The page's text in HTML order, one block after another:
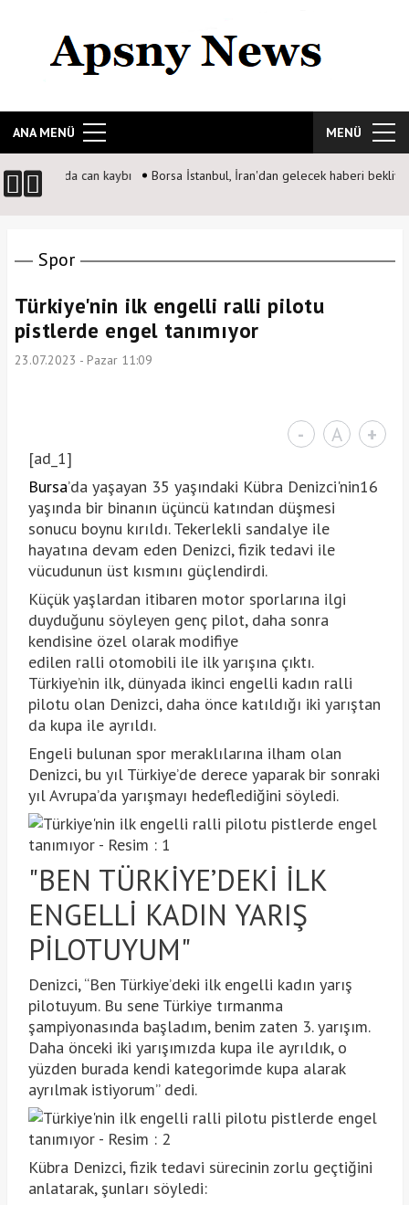
ANA MENÜ MENÜ
kaybı Borsa İstanbul, İran'dan gelecek haberi bekliyor
Spor
Türkiye'nin ilk engelli ralli pilotu
pistlerde engel tanımıyor
23.07.2023 - Pazar 11:09
- A +
[ad_1]
Bursa’da yaşayan 35 yaşındaki Kübra Denizci'nin16
yaşında bir binanın üçüncü katından düşmesi
sonucu boynu kırıldı. Tekerlekli sandalye ile
hayatına devam eden Denizci, fizik tedavi ile
vücudunun üst kısmını güçlendirdi.
Küçük yaşlardan itibaren motor sporlarına ilgi
duyduğunu söyleyen genç pilot, daha sonra
kendisine özel olarak modifiye
edilen ralli otomobili ile ilk yarışına çıktı.
Türkiye’nin ilk, dünyada ikinci engelli kadın ralli
pilotu olan Denizci, daha önce katıldığı iki yarıştan
da kupa ile ayrıldı.
Engeli bulunan spor meraklılarına ilham olan
Denizci, bu yıl Türkiye’de derece yaparak bir sonraki
yıl Avrupa’da yarışmayı hedeflediğini söyledi.
"BEN TÜRKİYE’DEKİ İLK
ENGELLİ KADIN YARIŞ
PİLOTUYUM"
Denizci, “Ben Türkiye’deki ilk engelli kadın yarış
pilotuyum. Bu sene Türkiye tırmanma
şampiyonasında başladım, benim zaten 3. yarışım.
Daha önceki iki yarışımızda kupa ile ayrıldık, o
yüzden burada kendi kategorimde kupa alarak
ayrılmak istiyorum” dedi.
Kübra Denizci, fizik tedavi sürecinin zorlu geçtiğini
anlatarak, şunları söyledi: